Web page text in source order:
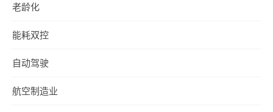
老龄化
能耗双控
自动驾驶
航空制造业